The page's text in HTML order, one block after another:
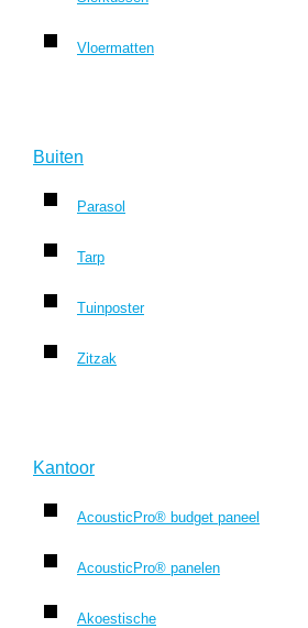
Vloermatten
Buiten
Parasol
Tarp
Tuinposter
Zitzak
Kantoor
AcousticPro® budget paneel
AcousticPro® panelen
Akoestische